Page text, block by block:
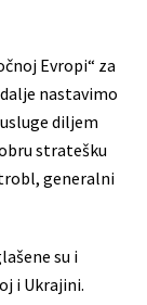
Evropi“ za
nastavimo
diljem
stratešku
generalni
su i
i Ukrajini.